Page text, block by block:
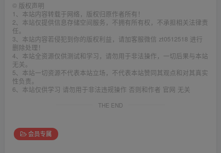
© 版权声明
1、本站内容转载于网络，版权归原作者所有！
2、本站仅提供信息存储空间服务，不拥有所有权，不承担相关法律责
任。
3、本站内容若侵犯到你的版权利益，请加客服微信 zt0512518 进行
删除处理！
4、本站全资源仅供测试和学习，请勿用于非法操作，一切后果与本站
无关。
5、本站一切资源不代表本站立场，不代表本站赞同其观点和对其真实
性负责。
6、本站仅供学习 请勿用于非法违规操作 否则和作者 官网 无关
THE END
会员专属